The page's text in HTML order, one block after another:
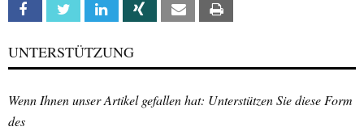
Facebook Twitter Linkedin Xing Email
UNTERSTÜTZUNG
Wenn Ihnen unser Artikel gefallen hat: Unterstützen Sie diese Form
des